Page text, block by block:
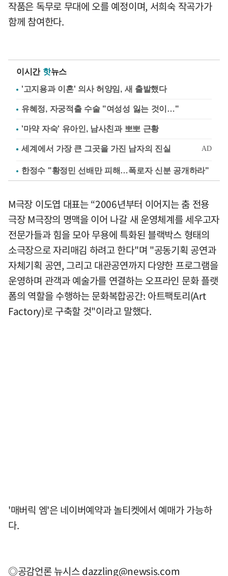
작품은 독무로 무대에 오를 예정이며, 서희숙 작곡가가
함께 참여한다.
이시간 핫뉴스
'고지용과 이혼' 의사 허양임, 새 출발했다
유혜정, 자궁적출 수술 "여성성 잃는 것이…"
'마약 자숙' 유아인, 남사친과 뽀뽀 근황
한정수 "황정민 선배만 피해…폭로자 신분 공개하라"
M극장 이도엽 대표는 “2006년부터 이어지는 춤 전용
극장 M극장의 명맥을 이어 나갈 새 운영체계를 세우고자
전문가들과 힘을 모아 무용에 특화된 블랙박스 형태의
소극장으로 자리매김 하려고 한다"며 "공동기획 공연과
자체기획 공연, 그리고 대관공연까지 다양한 프로그램을
운영하며 관객과 예술가를 연결하는 오프라인 문화 플랫
폼의 역할을 수행하는 문화복합공간: 아트팩토리(Art
Factory)로 구축할 것"이라고 말했다.
'매버릭 엠'은 네이버예약과 놀티켓에서 예매가 가능하
다.
◎공감언론 뉴시스dazzling@newsis.com